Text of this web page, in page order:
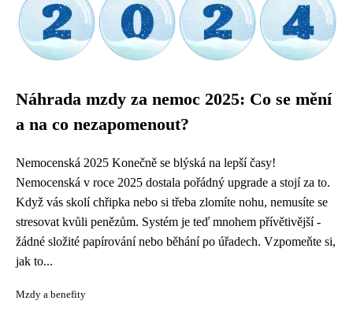
Náhrada mzdy za nemoc 2025: Co se mění
a na co nezapomenout?
Nemocenská 2025 Konečně se blýská na lepší časy!
Nemocenská v roce 2025 dostala pořádný upgrade a stojí za to.
Když vás skolí chřipka nebo si třeba zlomíte nohu, nemusíte se
stresovat kvůli penězům. Systém je teď mnohem přívětivější -
žádné složité papírování nebo běhání po úřadech. Vzpomeňte si,
jak to...
Mzdy a benefity